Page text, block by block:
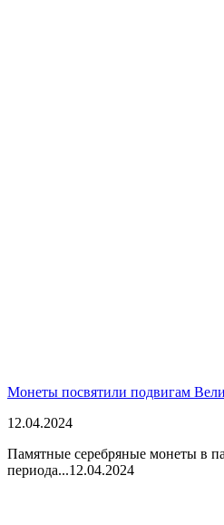
Монеты посвятили подвигам
12.04.2024
Памятные серебряные монеты в
периода...12.04.2024